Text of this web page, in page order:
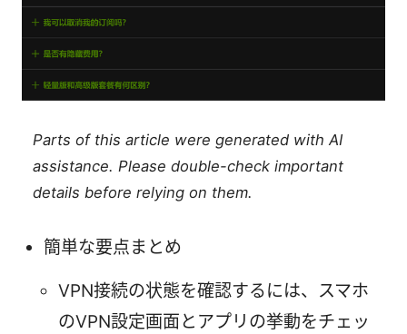
Parts of this article were generated with AI
assistance. Please double-check important
details before relying on them.
簡単な要点まとめ
VPN接続の状態を確認するには、スマホ
のVPN設定画面とアプリの挙動をチェッ